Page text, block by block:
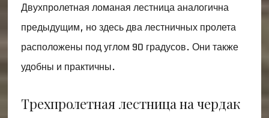
Двухпролетная ломаная лестница аналогична
предыдущим, но здесь два лестничных пролета
расположены под углом 90 градусов. Они также
удобны и практичны.
Трехпролетная лестница на чердак